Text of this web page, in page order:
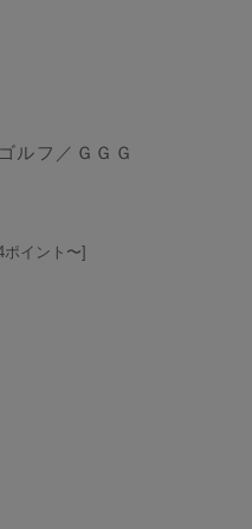
ルフ／ＧＧＧ
ポイント〜]